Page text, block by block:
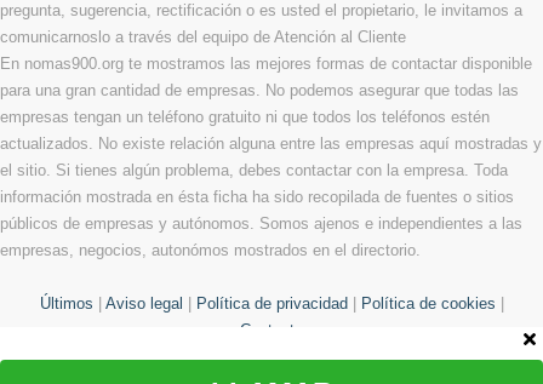
pregunta, sugerencia, rectificación o es usted el propietario, le invitamos a
comunicarnoslo a través del equipo de Atención al Cliente
En nomas900.org te mostramos las mejores formas de contactar disponible
para una gran cantidad de empresas. No podemos asegurar que todas las
empresas tengan un teléfono gratuito ni que todos los teléfonos estén
actualizados. No existe relación alguna entre las empresas aquí mostradas y
el sitio. Si tienes algún problema, debes contactar con la empresa. Toda
información mostrada en ésta ficha ha sido recopilada de fuentes o sitios
públicos de empresas y autónomos. Somos ajenos e independientes a las
empresas, negocios, autonómos mostrados en el directorio.
Últimos Aviso legal Política de privacidad Política de cookies
Contacto